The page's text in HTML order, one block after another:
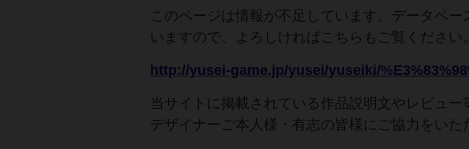
このページは情報が不足しています。データベ
いますので、よろしければこちらもご覧ください。
当サイトに掲載されている作品説明文やレビュ
デザイナーご本人様・有志の皆様にご協力をいた